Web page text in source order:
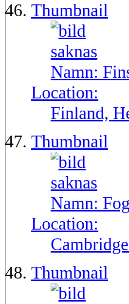
Thumbnail
Namn:
Location:
Finland,
Thumbnail
Namn:
Location:
Thumbnail